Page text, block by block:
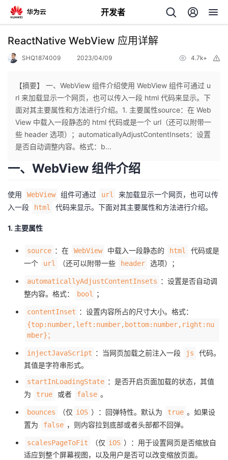
开发者
返
个
人
主
页
我
的
开
的
我
坛
圈
子
的
直
我
的
我
的
我
ReactNative WebView 应用详解
SHQ1874009 2023/04/09 4.7k+
【摘要】 一、WebView 组件介绍使用 WebView 组件可通过 u
rl 来加载显示一个网页，也可以传入一段 html 代码来显示。下
面对其主要属性和方法进行介绍。1. 主要属性source：在 Web
View 中载入一段静态的 html 代码或是一个 url（还可以附带一
些 header 选项）；automaticallyAdjustContentInsets：设置
是否自动调整内容。格式：b...
一、WebView 组件介绍
使用 WebView 组件可通过 url
来加载显示一个网页，也可以传
入一段
html 代码来显示。下面对其主要属性和方法进行介绍。
1. 主要属性
source ：在 WebView 中载入一段静态的 html
代码或是
一个
url （还可以附带一些 header 选项）；
automaticallyAdjustContentInsets ：设置是否自动调
整内容。格式：
bool ；
contentInset ：设置内容所占的尺寸大小。格式：
{top:number,left:number,bottom:number,right:nu
mber}；
injectJavaScript ：当网页加载之前注入一段 js
代码。
其值是字符串形式。
startInLoadingState ：是否开启页面加载的状态，其值
为
true 或者 false 。
bounces （仅 iOS ）：回弹特性。默认为 true 。如果设
置为
false ，则内容拉到底部或者头部都不回弹。
scalesPageToFit （仅 iOS ）：用于设置网页是否缩放自
适应到整个屏幕视图，以及用户是否可以改变缩放页面。